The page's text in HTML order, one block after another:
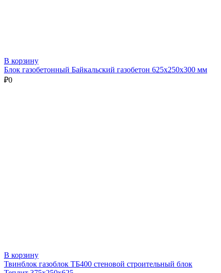
В корзину
Блок газобетонный Байкальский газобетон 625х250х300 мм
₽0
В корзину
Твинблок газоблок ТБ400 стеновой строительный блок